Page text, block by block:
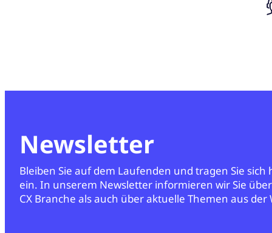
Newsletter
Bleiben Sie auf dem Laufenden und tragen Sie
ein. In unserem Newsletter informieren wir Sie
CX Branche als auch über aktuelle Themen aus der